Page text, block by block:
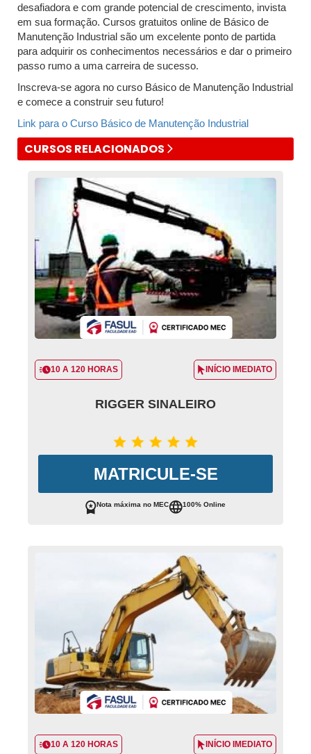
desafiadora e com grande potencial de crescimento, invista
em sua formação. Cursos gratuitos online de Básico de
Manutenção Industrial são um excelente ponto de partida
para adquirir os conhecimentos necessários e dar o primeiro
passo rumo a uma carreira de sucesso.
Inscreva-se agora no curso Básico de Manutenção Industrial
e comece a construir seu futuro!
Link para o Curso Básico de Manutenção Industrial
CURSOS RELACIONADOS
10 A 120 HORAS INÍCIO IMEDIATO
RIGGER SINALEIRO
MATRICULE-SE
Nota máxima no MEC 100% Online
10 A 120 HORAS INÍCIO IMEDIATO